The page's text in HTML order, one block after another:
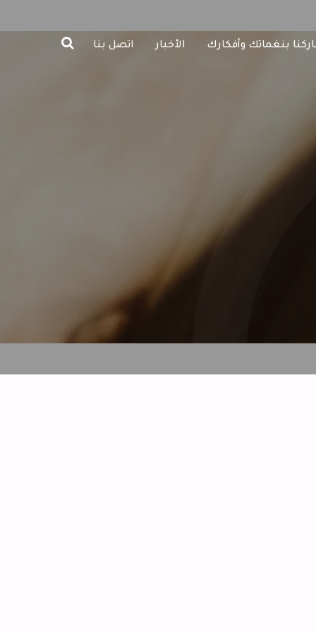
بنغماتك وأفكارك الأخبار اتصل بنا